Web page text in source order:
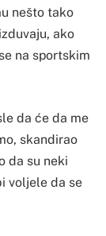
nešto tako
ako
na sportskim
da će da me
skandirao
da su neki
voljele da se